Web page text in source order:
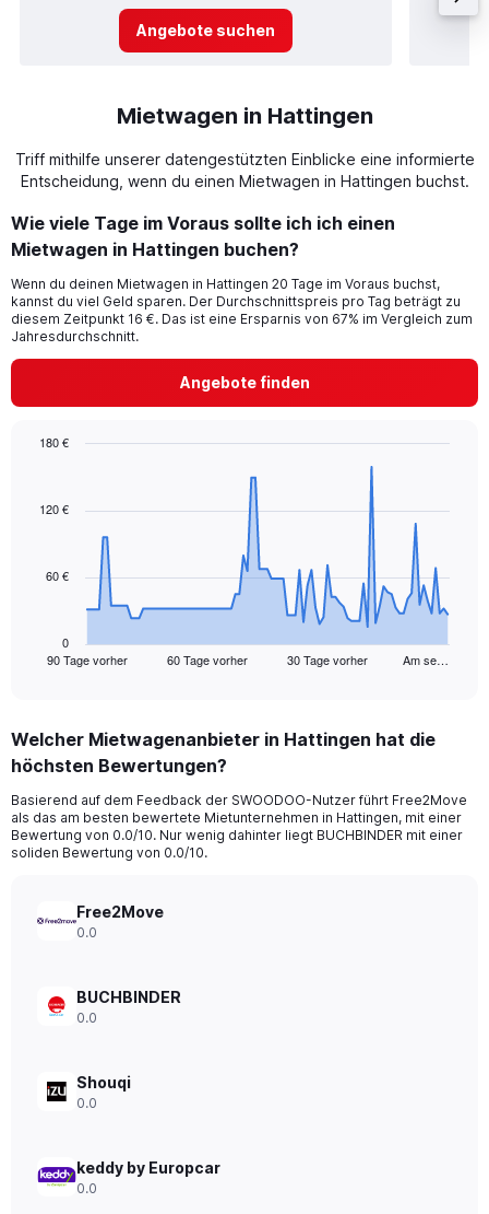
Angebote suchen
Mietwagen in Hattingen
Triff mithilfe unserer datengestützten Einblicke eine informierte
Entscheidung, wenn du einen Mietwagen in Hattingen buchst.
Wie viele Tage im Voraus sollte ich ich einen
Mietwagen in Hattingen buchen?
Wenn du deinen Mietwagen in Hattingen 20 Tage im Voraus buchst,
kannst du viel Geld sparen. Der Durchschnittspreis pro Tag beträgt zu
diesem Zeitpunkt 16 €. Das ist eine Ersparnis von 67% im Vergleich zum
Jahresdurchschnitt.
Angebote finden
data
The
Range:
91
The
chart
has
displaying
90 Tage vorher 60 Tage vorher 30 Tage vorher Am se…
0
60 €
120 €
180 €
End
Welcher Mietwagenanbieter in Hattingen hat die
höchsten Bewertungen?
Basierend auf dem Feedback der SWOODOO-Nutzer führt Free2Move
als das am besten bewertete Mietunternehmen in Hattingen, mit einer
Bewertung von 0.0/10. Nur wenig dahinter liegt BUCHBINDER mit einer
soliden Bewertung von 0.0/10.
Free2Move
0.0
BUCHBINDER
0.0
Shouqi
0.0
keddy by Europcar
0.0